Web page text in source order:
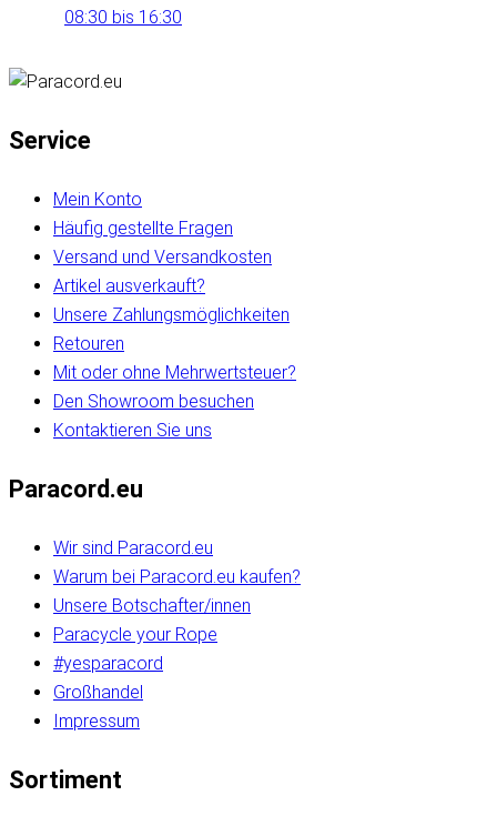
08:30 bis 16:30
Service
Mein Konto
Häufig gestellte Fragen
Versand und Versandkosten
Artikel ausverkauft?
Unsere Zahlungsmöglichkeiten
Retouren
Mit oder ohne Mehrwertsteuer?
Den Showroom besuchen
Kontaktieren Sie uns
Paracord.eu
Wir sind Paracord.eu
Warum bei Paracord.eu kaufen?
Unsere Botschafter/innen
Paracycle your Rope
#yesparacord
Großhandel
Impressum
Sortiment